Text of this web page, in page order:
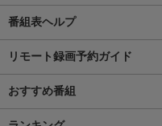
番組表ヘルプ
リモート録画予約ガイド
おすすめ番組